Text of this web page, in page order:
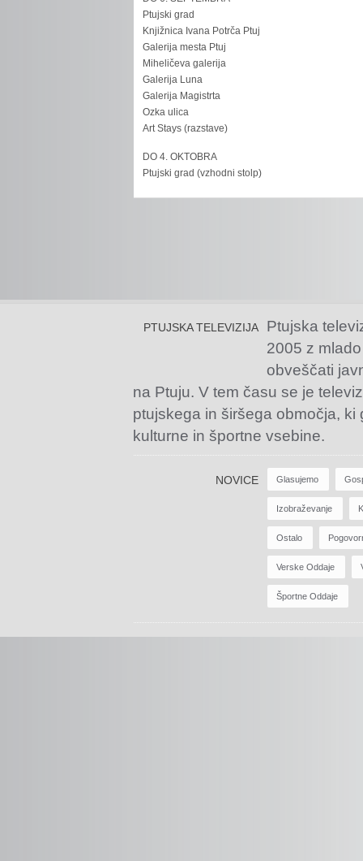
Ptujski grad
Knjižnica Ivana Potrča Ptuj
Galerija mesta Ptuj
Miheličeva galerija
Galerija Luna
Galerija Magistrta
Ozka ulica
Art Stays (razstave)
DO 4. OKTOBRA
Ptujski grad (vzhodni stolp)
PTUJSKA TELEVIZIJA
Ptujska
2005 z
obveščati
na Ptuju. V tem času se je
ptujskega in širšega območja,
kulturne in športne vsebine.
NOVICE Glasujemo
Izobraževanje
Ostalo
Verske Oddaje
Športne Oddaje